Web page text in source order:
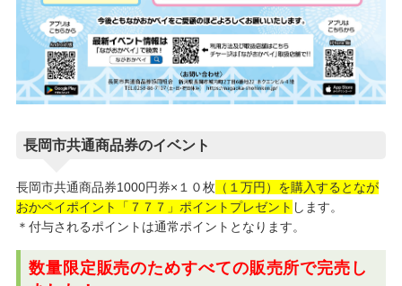
長岡市共通商品券のイベント
長岡市共通商品券1000円券×１０枚 （１万円）を購入するとなが
おかペイポイント「７７７」ポイントプレゼント します。
＊付与されるポイントは通常ポイントとなります。
数量限定販売のためすべての販売所で完売 し